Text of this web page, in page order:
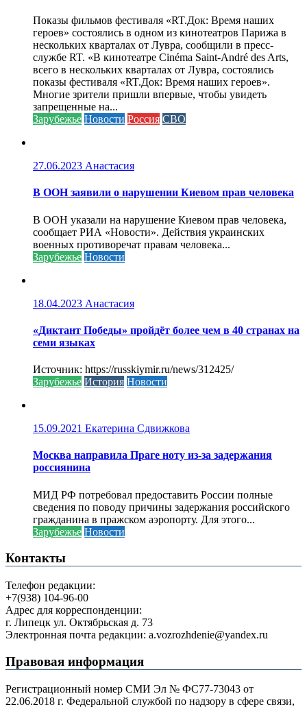
Показы фильмов фестиваля «RT.Док: Время наших
героев» состоялись в одном из кинотеатров Парижа в
нескольких кварталах от Лувра, сообщили в пресс-
службе RT. «В кинотеатре Cinéma Saint-André des Arts,
всего в нескольких кварталах от Лувра, состоялись
показы фестиваля «RT.Док: Время наших героев».
Многие зрители пришли впервые, чтобы увидеть
запрещенные на...
Зарубежье Новости Россия СВО
27.06.2023 Анастасия
В ООН заявили о нарушении Киевом прав человека
В ООН указали на нарушение Киевом прав человека,
сообщает РИА «Новости». Действия украинских
военных противоречат правам человека...
Зарубежье Новости
18.04.2023 Анастасия
«Диктант Победы» пройдёт более чем в 40 странах на
семи языках
Источник: https://russkiymir.ru/news/312425/
Зарубежье История Новости
15.09.2021 Екатерина Сдвижкова
Москва направила Праге ноту из-за задержания
россиянина
МИД РФ потребовал предоставить России полные
сведения по поводу причины задержания российского
гражданина в пражском аэропорту. Для этого...
Зарубежье Новости
Контакты
Телефон редакции:
+7(938) 104-96-00
Адрес для корреспонденции:
г. Липецк ул. Октябрьская д. 73
Электронная почта редакции: a.vozrozhdenie@yandex.ru
Правовая информация
Регистрационный номер СМИ Эл № ФС77-73043 от
22.06.2018 г. Федеральной службой по надзору в сфере связи,